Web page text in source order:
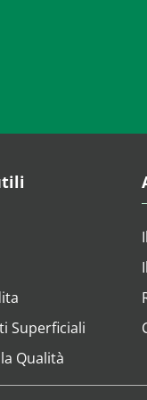
Superficiali
Qualità